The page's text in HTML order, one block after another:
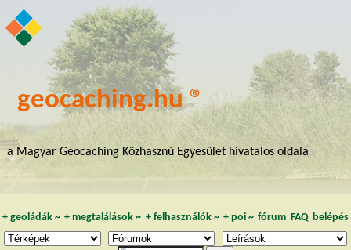
geocaching.hu ®
a Magyar Geocaching Közhasznú Egyesület hivatalos oldala
+ geoládák~ +megtalálások ~ + felhasználók~ + poi~ fórum FAQ belépés